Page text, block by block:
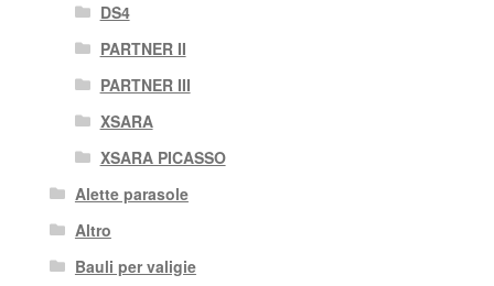
DS4
PARTNER II
PARTNER III
XSARA
XSARA PICASSO
Alette parasole
Altro
Bauli per valigie